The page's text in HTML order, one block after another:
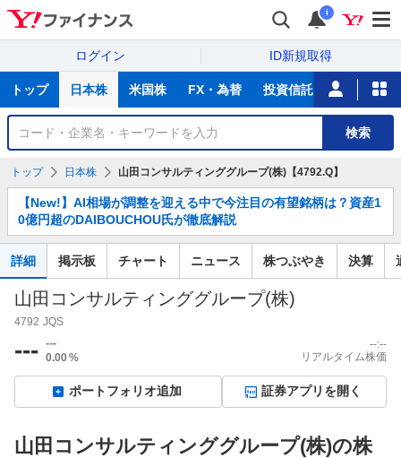
i
ログイン ID新規取得
サ
トップ 日本株 米国株 FX・為替 投資信託 ニュース
銘
検
検索
トップ 日本株 山田コンサルティンググループ(株)【4792.Q】
知
ら
せ
【New!】AI相場が調整を迎える中で今注目の有望銘柄は？資産1
0億円超のDAIBOUCHOU氏が徹底解説
詳細 掲示板 チャート ニュース 株つぶやき 決算
山田コンサルティンググループ(株)
4792 JQS
--- ---
0.00%
--:--
リアルタイム株価
ポートフォリオ追加 証券アプリを開く
山田コンサルティンググループ(株)の株